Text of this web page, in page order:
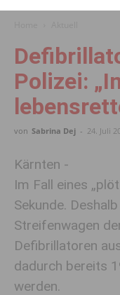
Polizei:
von Sabrina Dej - 24. Juli
Kärnten -
Im Fall eines
Sekunde.
Streifenwagen
Defibrillatoren
dadurch bereits
werden.